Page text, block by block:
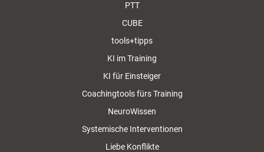
PTT
CUBE
tools+tipps
KI im Training
KI für Einsteiger
Coachingtools fürs Training
NeuroWissen
Systemische Interventionen
Liebe Konflikte